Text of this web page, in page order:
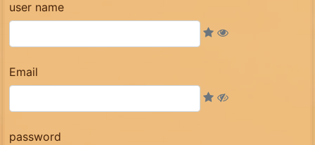
user name
Email
password